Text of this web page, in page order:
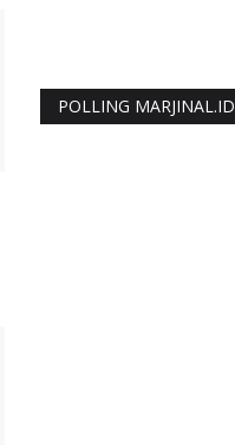
POLLING MARJINAL.ID